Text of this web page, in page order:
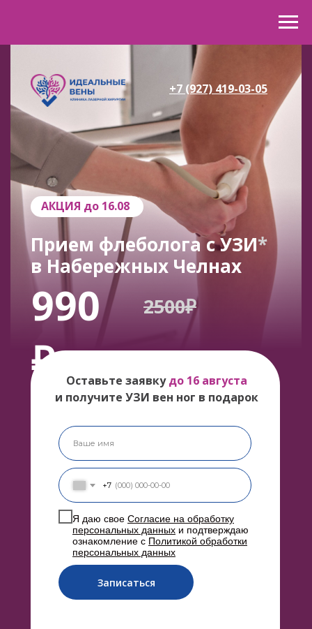
+7
Я даю свое Согласие на обработку
персональных данных и подтверждаю
ознакомление с Политикой обработки
персональных данных
Записаться
Оставьте заявкудо 16 августа
и получите УЗИ вен ног в подарок
+7 (927) 419-03-05
АКЦИЯ до 16.08
990
₽
2500₽
Прием флеболога с УЗИ*
в Набережных Челнах